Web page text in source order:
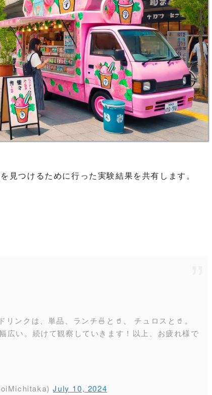
見つけるために行った実験結果を共有します。
ンクは、単品、ランチ🍜と🥤、 チュロスと🥤。
広い。続けて観察していきます！以上、お疲れ様で
July 10, 2024